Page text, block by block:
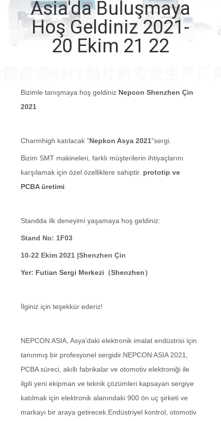
KALITE
KONTROLÜ
HABERLER
SHOPPING
LINE
HARITASI
Asia'da Buluşmaya
Hoş Geldiniz 2021-
20 Ekim 21 22
Bizimle tanışmaya hoş geldinizNepcon Shenzhen Çin
2021
Charmhigh katılacak "Nepkon Asya 2021"sergi.
Bizim SMT makineleri, farklı müşterilerin ihtiyaçlarını
karşılamak için özel özelliklere sahiptir. prototip ve
PCBA üretimi
Standda ilk deneyimi yaşamaya hoş geldiniz:
Stand No: 1F03
10-22 Ekim 2021 |Shenzhen Çin
Yer: Futian Sergi Merkezi（Shenzhen）
İlginiz için teşekkür ederiz!
NEPCON ASIA, Asya'daki elektronik imalat endüstrisi için
tanınmış bir profesyonel sergidir.NEPCON ASIA 2021,
PCBA süreci, akıllı fabrikalar ve otomotiv elektroniği ile
ilgili yeni ekipman ve teknik çözümleri kapsayan sergiye
katılmak için elektronik alanındaki 900 ön uç şirketi ve
markayı bir araya getirecek.Endüstriyel kontrol, otomotiv